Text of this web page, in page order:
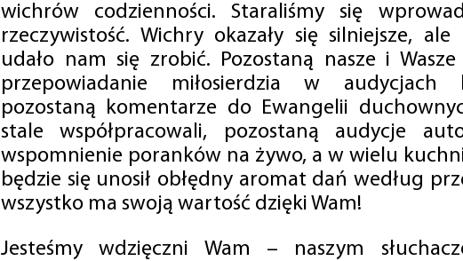
wichrów codzienności. Staraliśmy się
rzeczywistość. Wichry okazały się silniejsze,
udało nam się zrobić. Pozostaną nasze i Wasze
przepowiadanie miłosierdzia w audycjach
pozostaną komentarze do Ewangelii
stale współpracowali, pozostaną audycje
wspomnienie poranków na żywo, a w wielu
będzie się unosił obłędny aromat dań według
wszystko ma swoją wartość dzięki Wam!
Jesteśmy wdzięczni Wam – naszym